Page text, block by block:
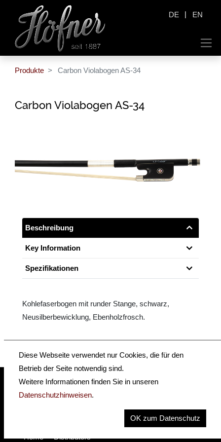
DE | EN
Produkte Carbon Violabogen AS-34
Carbon Violabogen AS-34
Beschreibung
Key Information
Spezifikationen
Kohlefaserbogen mit runder Stange, schwarz,
Neusilberbewicklung, Ebenholzfrosch.
Home•Distributors
Diese Webseite verwendet nur Cookies, die für den
Betrieb der Seite notwendig sind.
Weitere Informationen finden Sie in unseren
Datenschutzhinweisen.
OK zum Datenschutz